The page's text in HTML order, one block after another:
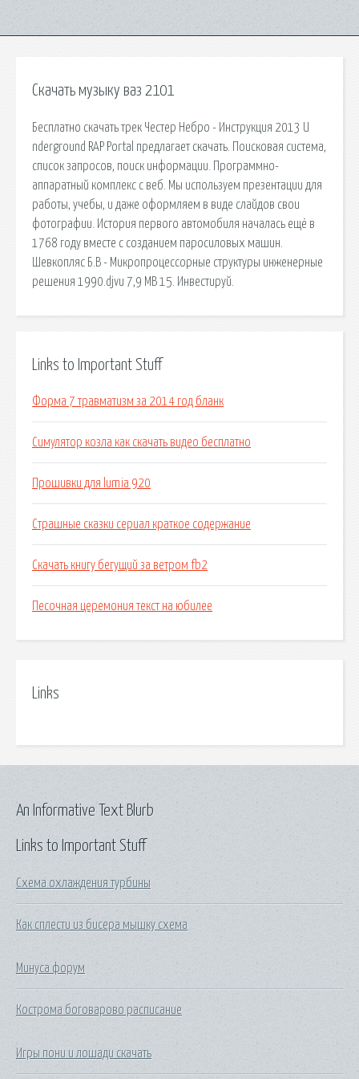
Скачать музыку ваз 2101
Бесплатно скачать трек Честер Небро - Инструкция 2013 U
nderground RAP Portal предлагает скачать. Поисковая сиcтема,
список запросов, поиск информации. Программно-
аппаратный комплекс с веб. Мы используем презентации для
работы, учебы, и даже оформляем в виде слайдов свои
фотографии. История первого автомобиля началась ещё в
1768 году вместе с созданием паросиловых машин.
Шевкопляс Б.В - Микропроцессорные структуры инженерные
решения 1990.djvu 7,9 MB 15. Инвестируй.
Links to Important Stuff
Форма 7 травматизм за 2014 год бланк
Симулятор козла как скачать видео бесплатно
Прошивки для lumia 920
Страшные сказки сериал краткое содержание
Скачать книгу бегущий за ветром fb2
Песочная церемония текст на юбилее
Links
Links to Important Stuff
Схема охлаждения турбины
Как сплести из бисера мышку схема
Минуса форум
Кострома боговарово расписание
Игры пони и лошади скачать
An Informative Text Blurb